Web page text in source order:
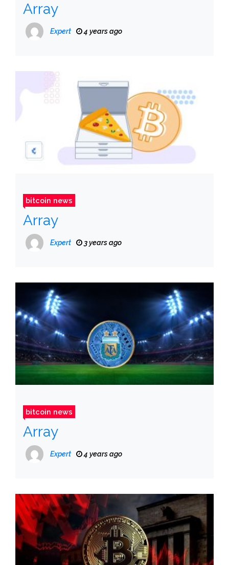
Array
Expert 4 years ago
bitcoin news
Array
Expert 3 years ago
bitcoin news
Array
Expert 4 years ago